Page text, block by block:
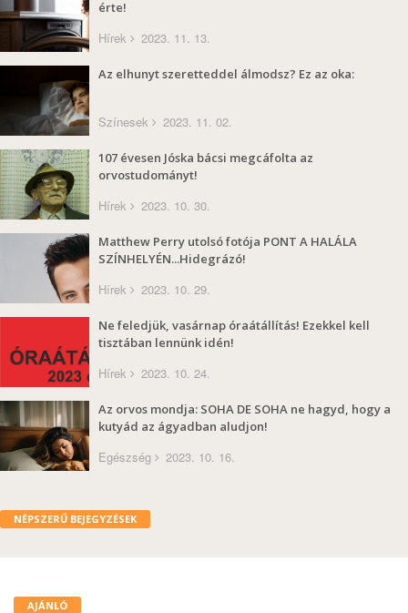
érte!
Hírek 2023. 11. 13.
Az elhunyt szeretteddel álmodsz? Ez az oka:
Színesek 2023. 11. 02.
107 évesen Jóska bácsi megcáfolta az
orvostudományt!
Hírek 2023. 10. 30.
Matthew Perry utolsó fotója PONT A HALÁLA
SZÍNHELYÉN...Hidegrázó!
Hírek 2023. 10. 29.
Ne feledjük, vasárnap óraátállítás! Ezekkel kell
tisztában lennünk idén!
Hírek 2023. 10. 24.
Az orvos mondja: SOHA DE SOHA ne hagyd, hogy a
kutyád az ágyadban aludjon!
Egészség 2023. 10. 16.
NÉPSZERŰ BEJEGYZÉSEK
AJÁNLÓ